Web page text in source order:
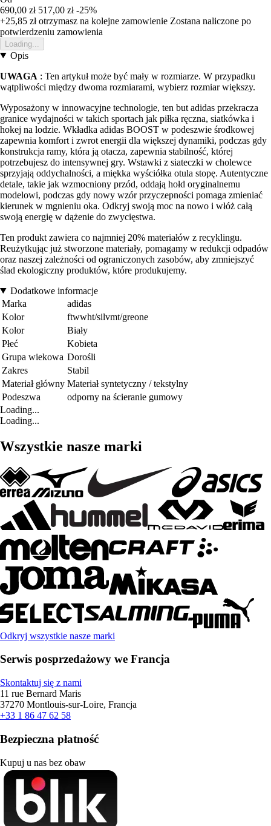
690,00 zł 517,00 zł -25%
+25,85 złotrzymasz na kolejne zamowienie Zostana naliczone po
potwierdzeniu zamowienia
Loading...
Opis
UWAGA : Ten artykuł może być mały w rozmiarze. W przypadku
wątpliwości między dwoma rozmiarami, wybierz rozmiar większy.
Wyposażony w innowacyjne technologie, ten but adidas przekracza
granice wydajności w takich sportach jak piłka ręczna, siatkówka i
hokej na lodzie. Wkładka adidas BOOST w podeszwie środkowej
zapewnia komfort i zwrot energii dla większej dynamiki, podczas gdy
konstrukcja ramy, która ją otacza, zapewnia stabilność, której
potrzebujesz do intensywnej gry. Wstawki z siateczki w cholewce
sprzyjają oddychalności, a miękka wyściółka otula stopę. Autentyczne
detale, takie jak wzmocniony przód, oddają hołd oryginalnemu
modelowi, podczas gdy nowy wzór przyczepności pomaga zmieniać
kierunek w mgnieniu oka. Odkryj swoją moc na nowo i włóż całą
swoją energię w dążenie do zwycięstwa.
Ten produkt zawiera co najmniej 20% materiałów z recyklingu.
Reużytkując już stworzone materiały, pomagamy w redukcji odpadów
oraz naszej zależności od ograniczonych zasobów, aby zmniejszyć
ślad ekologiczny produktów, które produkujemy.
Dodatkowe informacje
Marka
adidas
Kolor
ftwwht/silvmt/greone
Kolor
Biały
Płeć
Kobieta
Grupa wiekowa Dorośli
Zakres
Stabil
Materiał główny Materiał syntetyczny / tekstylny
Podeszwa
odporny na ścieranie gumowy
Loading...
Loading...
Wszystkie nasze marki
Odkryj wszystkie nasze marki
Serwis posprzedażowy we Francja
Skontaktuj się z nami
11 rue Bernard Maris
37270 Montlouis-sur-Loire, Francja
+33 1 86 47 62 58
Bezpieczna płatność
Kupuj u nas bez obaw